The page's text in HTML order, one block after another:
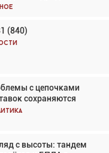
(840)
с цепочками
сохраняются
с высоты: тандем
фотограф Дэйв
«Фотография говорит сама
с 2024 года
трафик снижается
подряд
самолёт – это актив.